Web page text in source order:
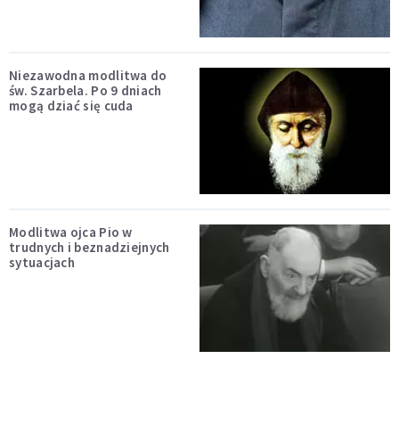
Niezawodna modlitwa do
św. Szarbela. Po 9 dniach
mogą dziać się cuda
Modlitwa ojca Pio w
trudnych i beznadziejnych
sytuacjach